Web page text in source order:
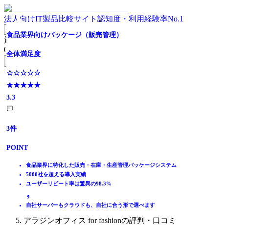
法人向けIT製品比較サイト 認知度・利用経験率No.1
資料請求リスト
0 件
製品を探す
動画で学ぶ
IT製品比較TOP
販売管理システム
アラジンオフィス for fashion
アラジンオフィス for fashionの評判・口コミ
【導入実績5000社超！】販売管理パッケージソフト
全体満足度
☆☆☆☆☆
★★★★★
3.9
43件
POINT
お客さまの声を反映した完成度の高いパッケージ
導入実績5000社以上！
販売・在庫管理だけでなく、豊富なオプション機能をご用意
経営の見える化とリアルタイムな経営判断を支援
全体満足度
☆☆☆☆☆
★★★★★
3.8
35件
POINT
必要な情報を必要なタイミングで活用できる各種機能
重複入力削減や外出先からのデータ活用等、あらゆる効率化を支
援
【多通貨対応】
全体満足度
☆☆☆☆☆
★★★★★
3.4
9件
POINT
中堅・中小企業商社向け
海外と取引のある企業、外資系企業、海外進出企業に最適
競争優位をもたらす本物のERP
【導入1,000社超】 中小企業の現場を支える販売・在庫管
☆☆☆☆☆
★★★★★
3.7
見積から請求まで、販売・在庫の流れを１つに集約します
今のやり方はそのまま、現場に合わせて柔軟にカスタマイズしま
す
自社サーバーもクラウドも、自社に合う形で選べます
クラウド型販売管理ソフト新規導入者数No.1
全体満足度
☆☆☆☆☆
★★★★★
4.0
7件
POINT
転記作業いらずで、カンタンに一気通貫した案件管理
案件管理をカンタン可視化で次のステップへ
freee販売×他プロダクト連携でさらなる効率化
ねじ業向けパッケージ（販売管理）
全体満足度
☆☆☆☆☆
★★★★★
4.3
3件
POINT
ねじ業界に特化した販売・在庫・生産管理パッケージシステム
5000社を超える導入実績
ユーザーリピート率は驚異の98.3%
貴社のビジネスを変革！信頼と実績の「販売指南」
全体満足度
☆☆☆☆☆
★★★★★
4.0
3件
POINT
売買も在庫管理も一つで完結。一元管理でビジネスをスムーズに
改正電子帳簿保存法＆インボイス制度対応で安心経営を実現！
さまざまな視点でデータを分析し、経営判断をサポート！
食品業界向けパッケージ（販売管理）
全体満足度
☆☆☆☆☆
★★★★★
3.3
3件
POINT
食品業界に特化した販売・在庫・生産管理パッケージシステム
5000社を超える導入実績
ユーザーリピート率は驚異の98.3%